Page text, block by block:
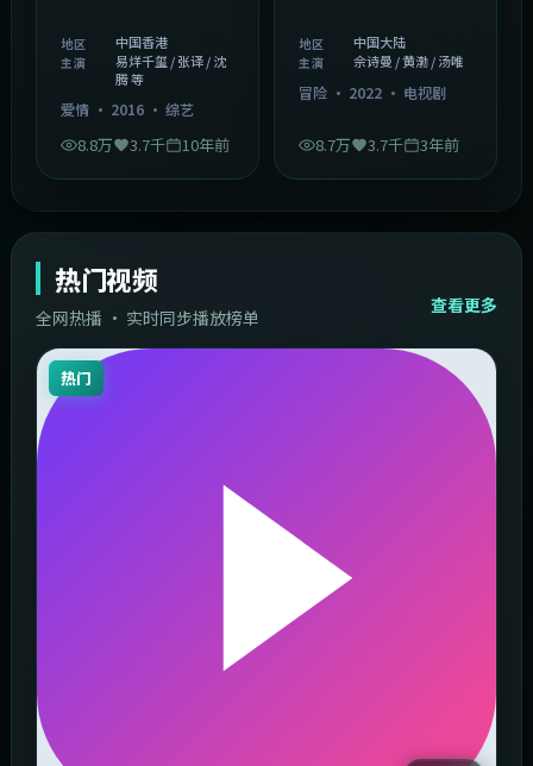
地区 中国香港
主演
易烊千玺 / 张译 / 沈
腾 等
爱情· 2016· 综艺
8.8万 3.7千 10年前
地区 中国大陆
主演 佘诗曼 / 黄渤 / 汤唯
冒险· 2022· 电视剧
8.7万 3.7千 3年前
热门视频
全网热播 · 实时同步播放榜单
查看更多
热门